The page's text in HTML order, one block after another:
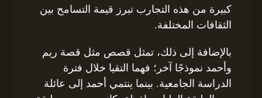
كبيرة من هذه التجارب تبرز قيمة التسامح بين
الثقافات المختلفة.
بالإضافة إلى ذلك، تمثل قصص مثل قصة ريم
وأحمد نموذجًا آخر؛ فهما التقيا خلال فترة
الدراسة الجامعية. بينما ينتمي أحمد إلى عائلة